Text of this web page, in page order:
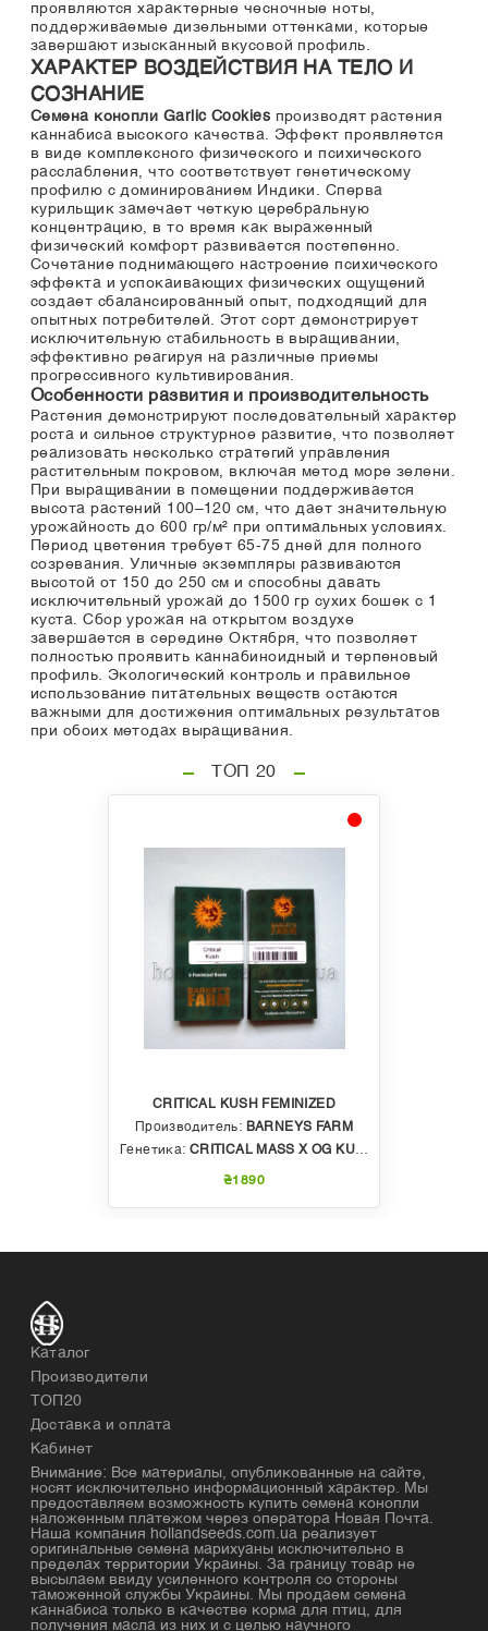
проявляются характерные чесночные ноты,
поддерживаемые дизельными оттенками, которые
завершают изысканный вкусовой профиль.
ХАРАКТЕР ВОЗДЕЙСТВИЯ НА ТЕЛО И
СОЗНАНИЕ
Cемена конопли Garlic Cookies производят растения
каннабиса высокого качества. Эффект проявляется
в виде комплексного физического и психического
расслабления, что соответствует генетическому
профилю с доминированием Индики. Сперва
курильщик замечает четкую церебральную
концентрацию, в то время как выраженный
физический комфорт развивается постепенно.
Сочетание поднимающего настроение психического
эффекта и успокаивающих физических ощущений
создает сбалансированный опыт, подходящий для
опытных потребителей. Этот сорт демонстрирует
исключительную стабильность в выращивании,
эффективно реагируя на различные приемы
прогрессивного культивирования.
Особенности развития и производительность
Растения демонстрируют последовательный характер
роста и сильное структурное развитие, что позволяет
реализовать несколько стратегий управления
растительным покровом, включая метод море зелени.
При выращивании в помещении поддерживается
высота растений 100–120 см, что дает значительную
урожайность до 600 гр/м² при оптимальных условиях.
Период цветения требует 65-75 дней для полного
созревания. Уличные экземпляры развиваются
высотой от 150 до 250 см и способны давать
исключительный урожай до 1500 гр сухих бошек с 1
куста. Сбор урожая на открытом воздухе
завершается в середине Октября, что позволяет
полностью проявить каннабиноидный и терпеновый
профиль. Экологический контроль и правильное
использование питательных веществ остаются
важными для достижения оптимальных результатов
при обоих методах выращивания.
ТОП 20
CRITICAL KUSH FEMINIZED
Производитель: BARNEYS FARM
Генетика: CRITICAL MASS X OG KUSH
₴1890
Каталог
Производители
ТОП20
Доставка и оплата
Кабинет
Внимание: Все материалы, опубликованные на сайте,
носят исключительно информационный характер. Мы
предоставляем возможность купить семена конопли
наложенным платежом через оператора Новая Почта.
Наша компания hollandseeds.com.ua реализует
оригинальные семена марихуаны исключительно в
пределах территории Украины. За границу товар не
высылаем ввиду усиленного контроля со стороны
таможенной службы Украины. Мы продаем семена
каннабиса только в качестве корма для птиц, для
получения масла из них и с целью научного